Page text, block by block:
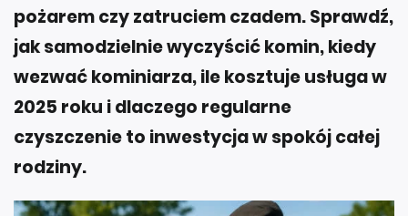
pożarem czy zatruciem czadem. Sprawdź,
jak samodzielnie wyczyścić komin, kiedy
wezwać kominiarza, ile kosztuje usługa w
2025 roku i dlaczego regularne
czyszczenie to inwestycja w spokój całej
rodziny.